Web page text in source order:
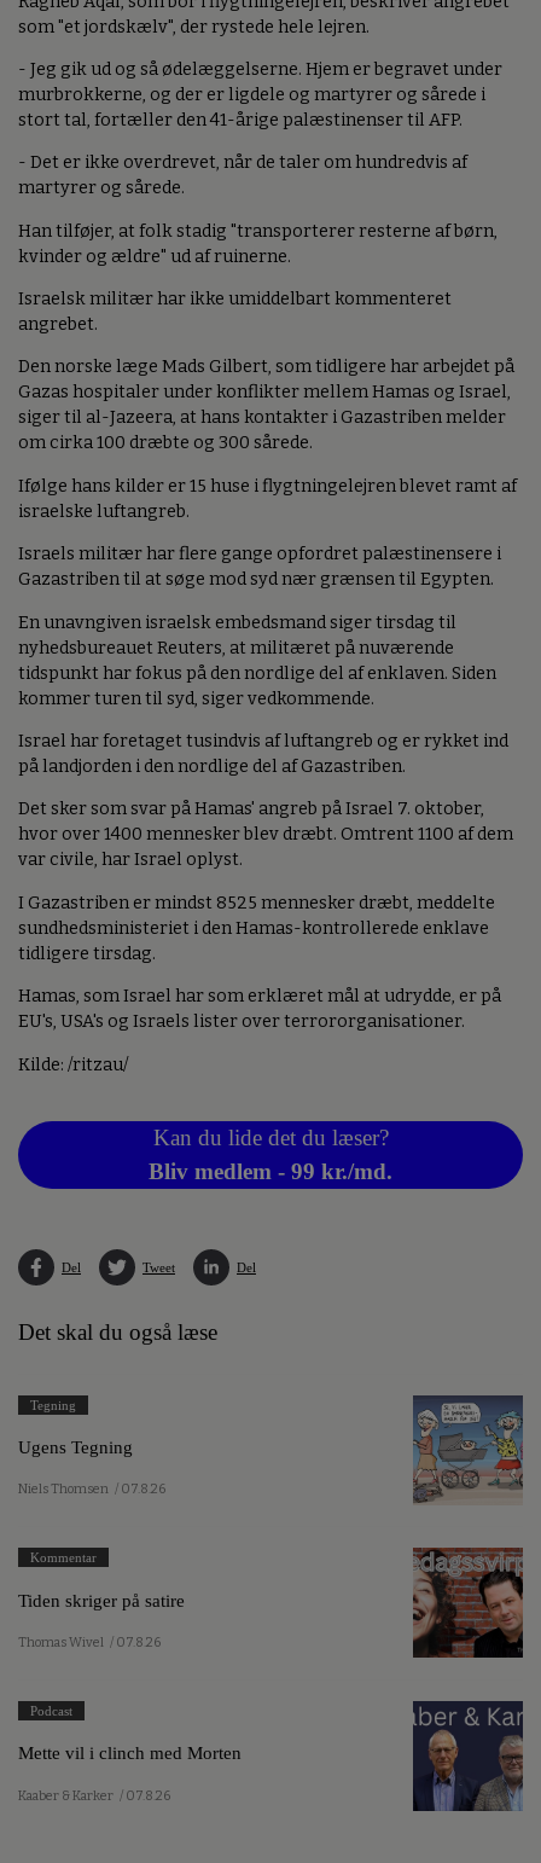
som "et jordskælv", der rystede hele lejren.
- Jeg gik ud og så ødelæggelserne. Hjem er begravet under
murbrokkerne, og der er ligdele og martyrer og sårede i
stort tal, fortæller den 41-årige palæstinenser til AFP.
- Det er ikke overdrevet, når de taler om hundredvis af
martyrer og sårede.
Han tilføjer, at folk stadig "transporterer resterne af børn,
kvinder og ældre" ud af ruinerne.
Israelsk militær har ikke umiddelbart kommenteret
angrebet.
Den norske læge Mads Gilbert, som tidligere har arbejdet på
Gazas hospitaler under konflikter mellem Hamas og Israel,
siger til al-Jazeera, at hans kontakter i Gazastriben melder
om cirka 100 dræbte og 300 sårede.
Ifølge hans kilder er 15 huse i flygtningelejren blevet ramt af
israelske luftangreb.
Israels militær har flere gange opfordret palæstinensere i
Gazastriben til at søge mod syd nær grænsen til Egypten.
En unavngiven israelsk embedsmand siger tirsdag til
nyhedsbureauet Reuters, at militæret på nuværende
tidspunkt har fokus på den nordlige del af enklaven. Siden
kommer turen til syd, siger vedkommende.
Israel har foretaget tusindvis af luftangreb og er rykket ind
på landjorden i den nordlige del af Gazastriben.
Det sker som svar på Hamas' angreb på Israel 7. oktober,
hvor over 1400 mennesker blev dræbt. Omtrent 1100 af dem
var civile, har Israel oplyst.
I Gazastriben er mindst 8525 mennesker dræbt, meddelte
sundhedsministeriet i den Hamas-kontrollerede enklave
tidligere tirsdag.
Hamas, som Israel har som erklæret mål at udrydde, er på
EU's, USA's og Israels lister over terrororganisationer.
Kilde: /ritzau/
Kan du lide det du læser?
Bliv medlem - 99 kr./md.
Del Tweet Del
Det skal du også læse
Tegning
Ugens Tegning
Niels Thomsen / 07.8.26
Kommentar
Tiden skriger på satire
Thomas Wivel / 07.8.26
Podcast
Mette vil i clinch med Morten
Kaaber & Karker / 07.8.26